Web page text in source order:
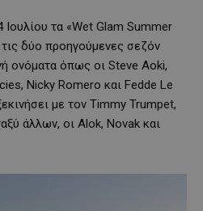
Ιουλίου τα «Wet Glam Summer
δύο προηγούμενες σεζόν
ονόματα όπως οι Steve Aoki,
Nicky Romero και Fedde Le
με τον Timmy Trumpet,
άλλων, οι Alok, Novak και